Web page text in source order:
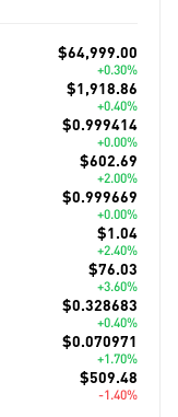
$64,999.00
+0.30%
$1,918.86
+0.40%
$0.999414
+0.00%
$602.69
+2.00%
$0.999669
+0.00%
$1.04
+2.40%
$76.03
+3.60%
$0.328683
+0.40%
$0.070971
+1.70%
$509.48
-1.40%